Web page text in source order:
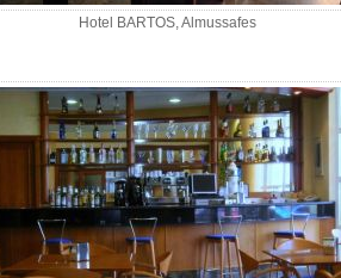
Hotel BARTOS, Almussafes